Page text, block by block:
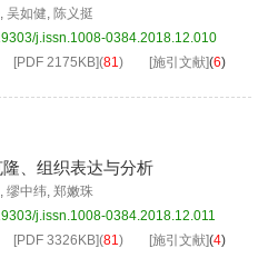
, 吴如健, 陈义挺
j.issn.1008-0384.2018.12.010
[PDF 2175KB](81) [施引文献](6)
、组织表达与分析
, 缪中纬, 郑嫩珠
j.issn.1008-0384.2018.12.011
[PDF 3326KB](81) [施引文献](4)